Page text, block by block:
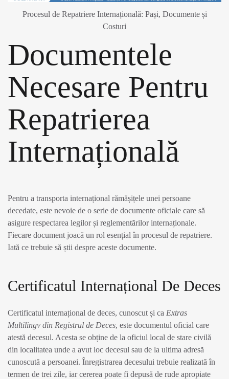
Procesul de Repatriere Internațională: Pași, Documente și
Costuri
Documentele
Necesare Pentru
Repatrierea
Internațională
Pentru a transporta internațional rămășițele unei persoane
decedate, este nevoie de o serie de documente oficiale care să
asigure respectarea legilor și reglementărilor internaționale.
Fiecare document joacă un rol esențial în procesul de repatriere.
Iată ce trebuie să știi despre aceste documente.
Certificatul Internațional De Deces
Certificatul internațional de deces, cunoscut și ca Extras
Multilingv din Registrul de Deces, este documentul oficial care
atestă decesul. Acesta se obține de la oficiul local de stare civilă
din localitatea unde a avut loc decesul sau de la ultima adresă
cunoscută a persoanei. Înregistrarea decesului trebuie realizată în
termen de trei zile, iar cererea poate fi depusă de rude apropiate